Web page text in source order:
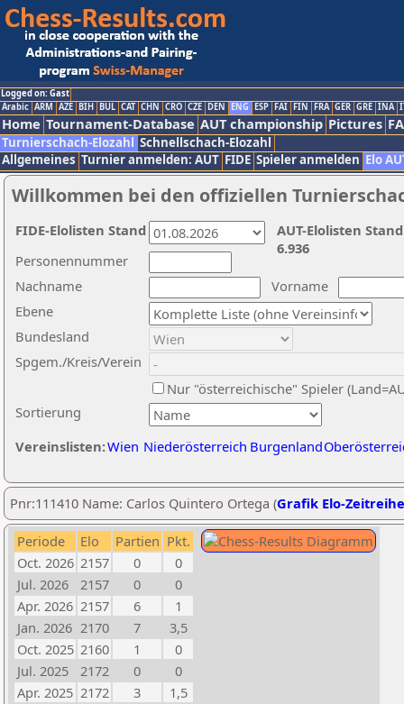
Logged on: Gast
Arabic ARM AZE BIH BUL CAT CHN CRO CZE DEN ENG ESP FAI FIN FRA GER GRE INA
Home Tournament-Database AUT championship Pictures
Turnierschach-Elozahl Schnellschach-Elozahl
Allgemeines Turnier anmelden: AUT FIDE Spieler anmelden Elo
Willkommen bei den offiziellen
Nachname
Vorname
Ebene
Sortierung
Personennummer
Bundesland
Spgem./Kreis/Verein
Nur "österreichische" Spieler
Vereinslisten:Wien Niederösterreich Burgenland
AUT-Elolisten
6.936
FIDE-Elolisten Stand
Pnr:111410 Name: Carlos Quintero Ortega (Grafik Elo-Zeitreihe
Periode Elo Partien Pkt.
Oct. 2026 2157 0
0
Jul. 2026
2157 0
0
Apr. 2026 2157 6
1
Jan. 2026 2170 7
3,5
Oct. 2025 2160 1
0
Jul. 2025
2172 0
0
Apr. 2025 2172 3
1,5